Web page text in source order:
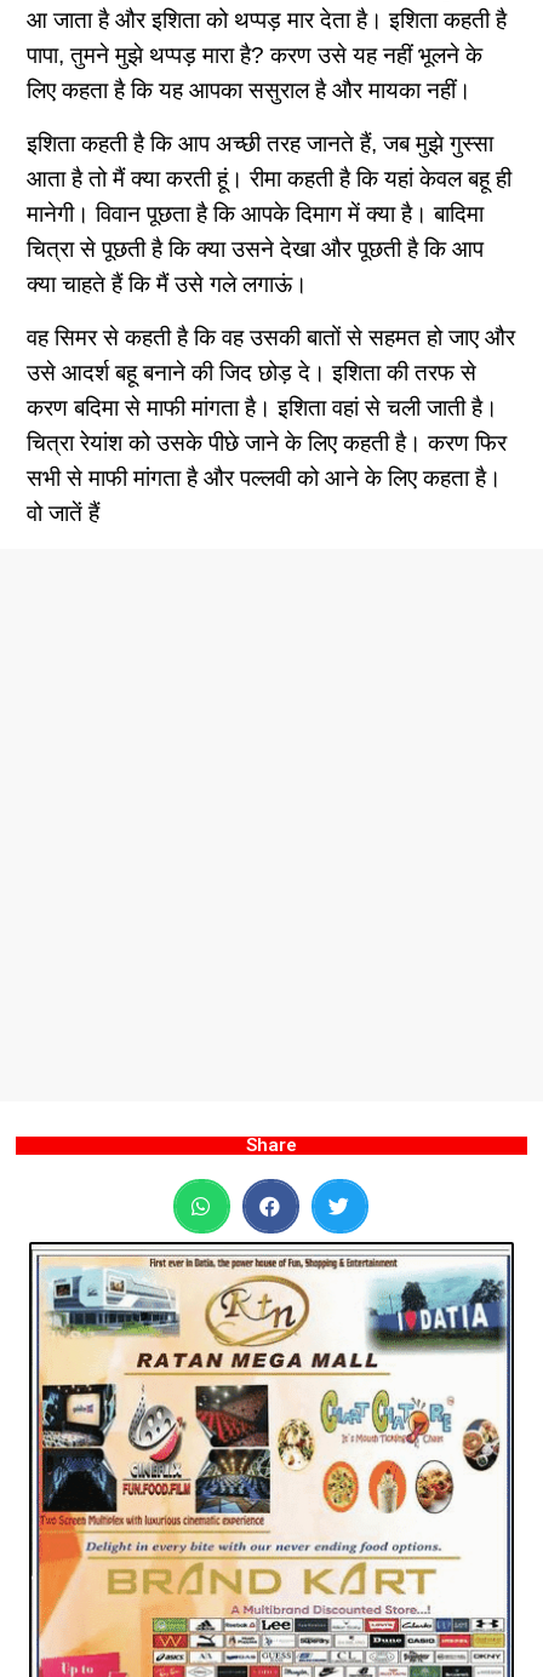
आ जाता है और इशिता को थप्पड़ मार देता है। इशिता कहती है
पापा, तुमने मुझे थप्पड़ मारा है? करण उसे यह नहीं भूलने के
लिए कहता है कि यह आपका ससुराल है और मायका नहीं।
इशिता कहती है कि आप अच्छी तरह जानते हैं, जब मुझे गुस्सा
आता है तो मैं क्या करती हूं। रीमा कहती है कि यहां केवल बहू ही
मानेगी। विवान पूछता है कि आपके दिमाग में क्या है। बादिमा
चित्रा से पूछती है कि क्या उसने देखा और पूछती है कि आप
क्या चाहते हैं कि मैं उसे गले लगाऊं।
वह सिमर से कहती है कि वह उसकी बातों से सहमत हो जाए और
उसे आदर्श बहू बनाने की जिद छोड़ दे। इशिता की तरफ से
करण बदिमा से माफी मांगता है। इशिता वहां से चली जाती है।
चित्रा रेयांश को उसके पीछे जाने के लिए कहती है। करण फिर
सभी से माफी मांगता है और पल्लवी को आने के लिए कहता है।
वो जातें हैं
Share